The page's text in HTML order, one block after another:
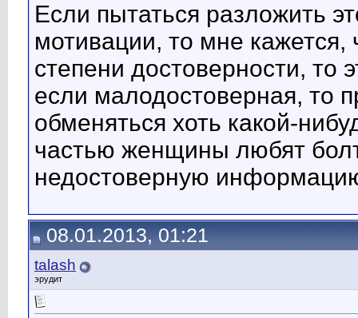
Если пытаться разложить
мотивации, то мне
степени достоверности, то
если малодостоверная, то
обменяться хоть какой-
частью женщины любят
недостоверную
08.01.2013, 01:21
talash
эрудит